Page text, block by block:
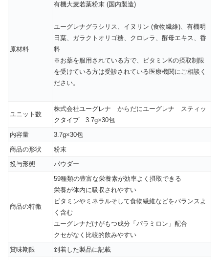
原材料
有機大麦若葉粉末 (国内製造)
ユーグレナグラシリス、イヌリン (食物繊維)、有機明
日葉、ガラクトオリゴ糖、クロレラ、酵母エキス、香
料
※お薬を服用されている方で、ビタミンKの摂取制限
を受けている方は受診されている医療機関にご相談く
ださい。
ユニット数
株式会社ユーグレナ からだにユーグレナ スティッ
クタイプ 3.7g×30包
内容量
3.7g×30包
商品の形状
粉末
投与形態
パウダー
商品の特徴
59種類の豊富な栄養素が効率よく摂取できる
栄養が体内に吸収されやすい
ビタミンやミネラルそして食物繊維などをバランスよ
く含む
ユーグレナだけがもつ成分「パラミロン」配合
クセがなく比較的飲みやすい
賞味期限
到着した製品に記載